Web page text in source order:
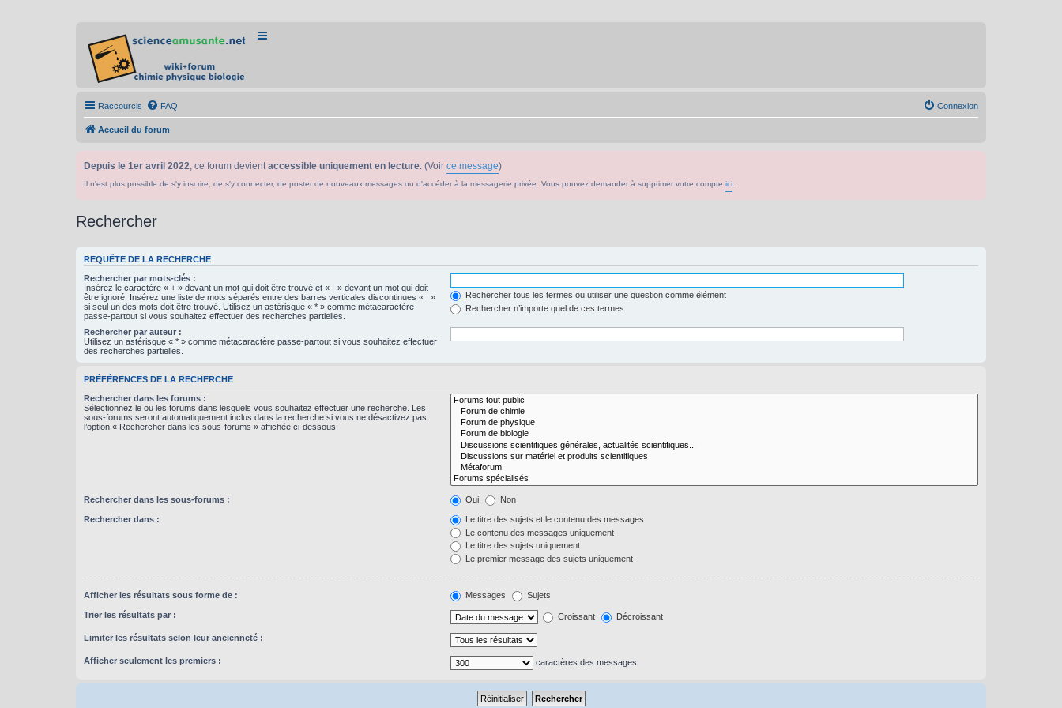
Raccourcis FAQ Connexion
Accueil du forum
Depuis le 1er avril 2022, ce forum devientaccessible uniquement en lecture. (Voir ce message)
Il n'est plus possible de s'y inscrire, de s'y connecter, de poster de nouveaux messages ou d'accéder à la messagerie privée. Vous pouvez demander à supprimer votre compte ici
Rechercher
REQUÊTE DE LA RECHERCHE
Rechercher par mots-clés :
Insérez le caractère « + » devant un mot qui doit être trouvé et « - » devant un mot qui doit
être ignoré. Insérez une liste de mots séparés entre des barres verticales discontinues « | »
si seul un des mots doit être trouvé. Utilisez un astérisque « * » comme métacaractère
passe-partout si vous souhaitez effectuer des recherches partielles.
Rechercher tous les termes ou utiliser une question comme élément
Rechercher n’importe quel de ces termes
Rechercher par auteur :
Utilisez un astérisque « * » comme métacaractère passe-partout si vous souhaitez effectuer
des recherches partielles.
PRÉFÉRENCES DE LA RECHERCHE
Rechercher dans les forums :
Sélectionnez le ou les forums dans lesquels vous souhaitez effectuer une recherche. Les
sous-forums seront automatiquement inclus dans la recherche si vous ne désactivez pas
l’option « Rechercher dans les sous-forums » affichée ci-dessous.
Rechercher dans les sous-forums : Oui Non
Rechercher dans :
Le titre des sujets et le contenu des messages
Le contenu des messages uniquement
Le titre des sujets uniquement
Le premier message des sujets uniquement
Afficher les résultats sous forme de : Messages Sujets
Trier les résultats par : Croissant Décroissant
Limiter les résultats selon leur ancienneté :
Afficher seulement les premiers : caractères des messages